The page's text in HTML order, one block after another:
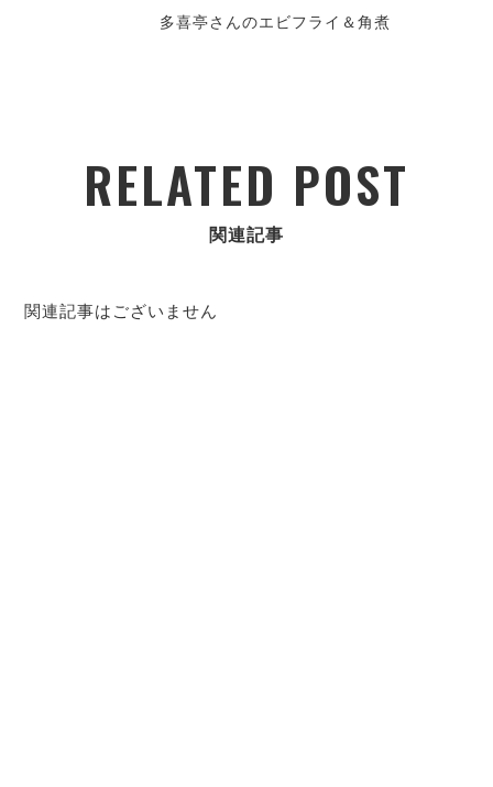
多喜亭さんのエビフライ＆角煮
RELATED POST
関連記事
関連記事はございません